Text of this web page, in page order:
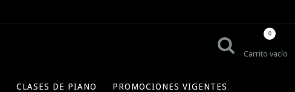
Carrito vacío
0
CLASES DE PIANO PROMOCIONES VIGENTES